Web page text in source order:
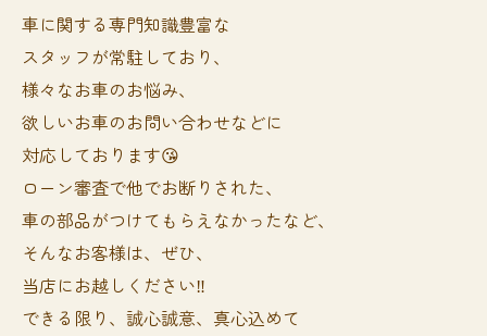
車に関する専門知識豊富な
スタッフが常駐しており、
様々なお車のお悩み、
欲しいお車のお問い合わせなどに
対応しております😘
ローン審査で他でお断りされた、
車の部品がつけてもらえなかったなど、
そんなお客様は、ぜひ、
当店にお越しください‼️
できる限り、誠心誠意、真心込めて